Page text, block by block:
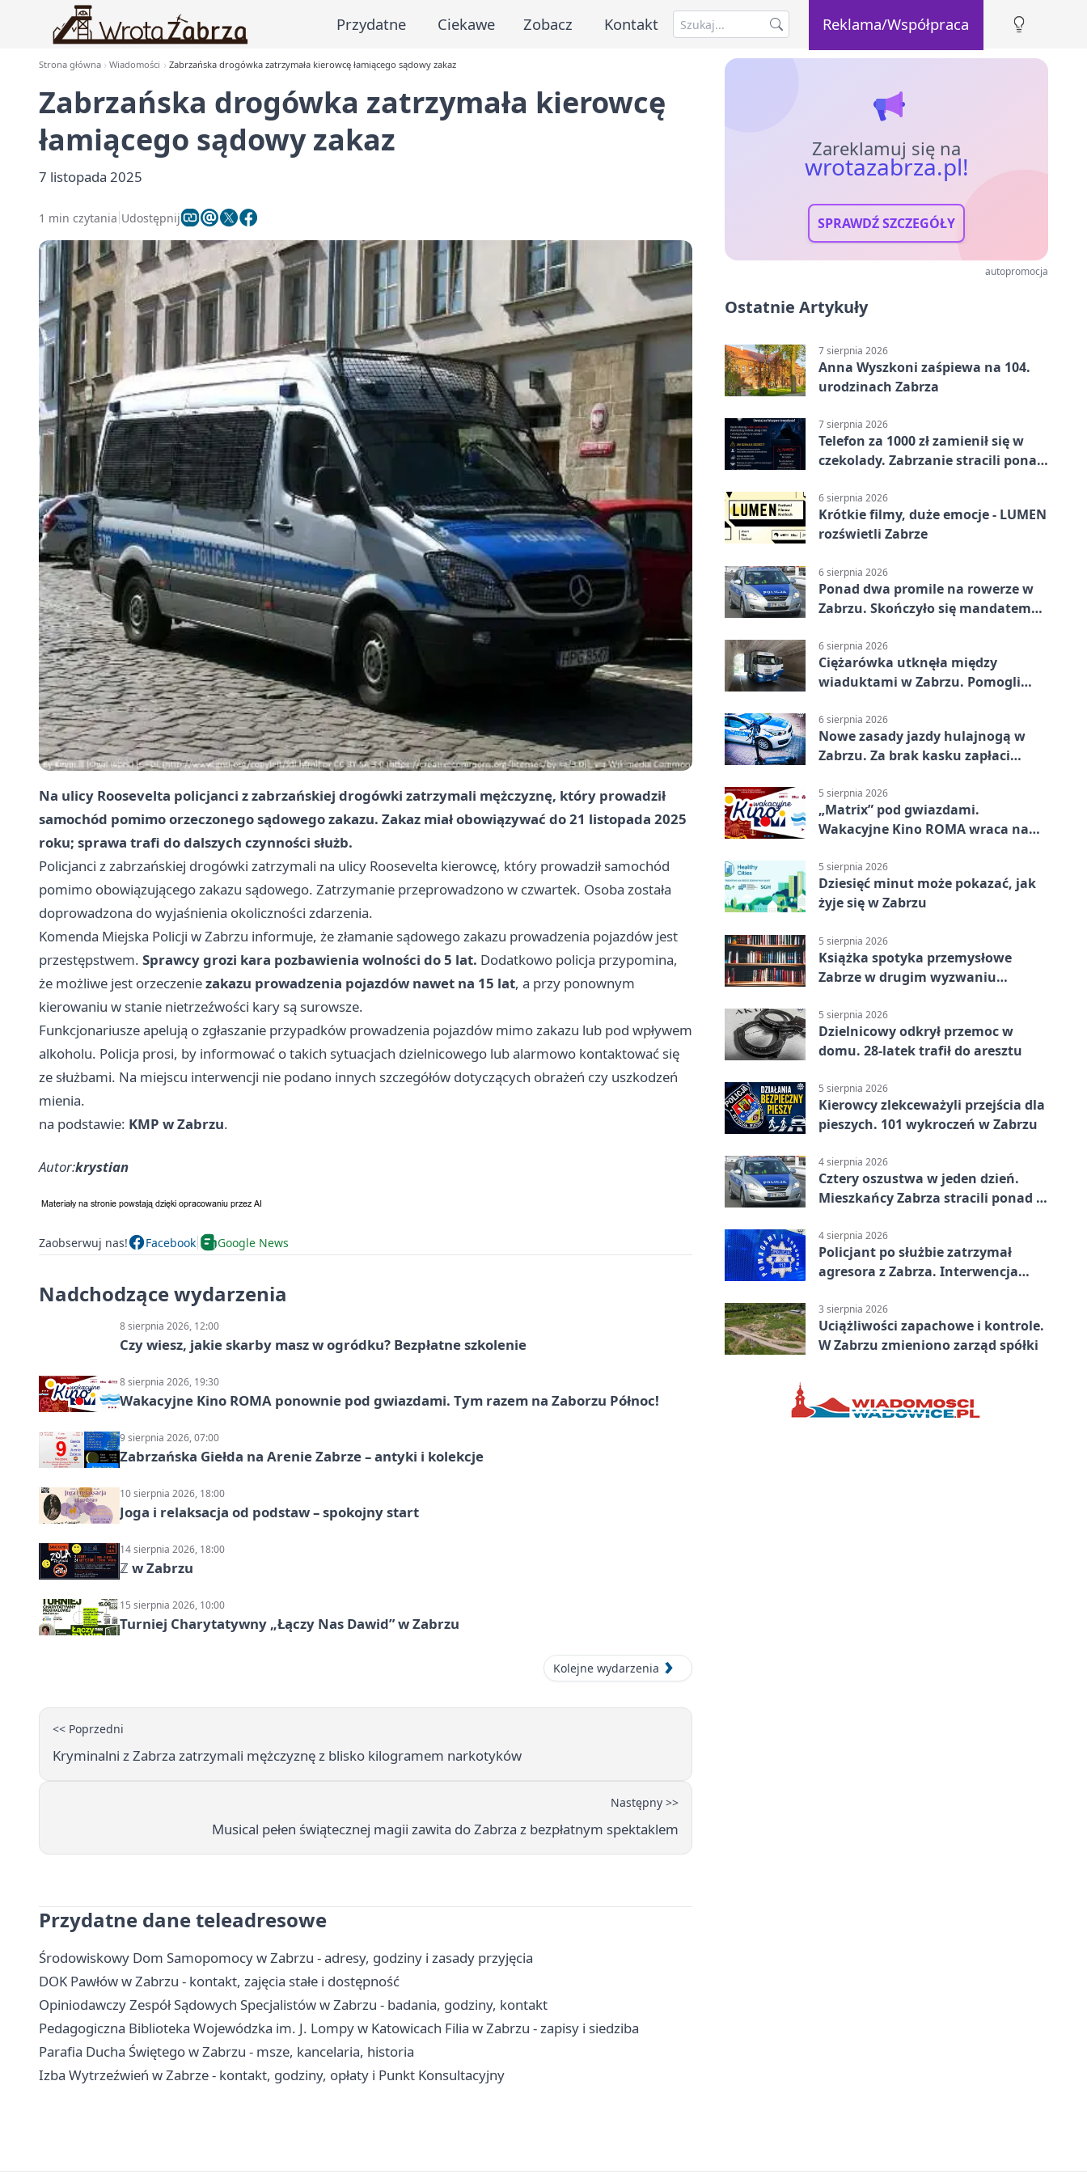
Przydatne Ciekawe Zobacz Kontakt Reklama/Współpraca
Strona główna Wiadomości Zabrzańska drogówka zatrzymała kierowcę łamiącego sądowy zakaz
Zabrzańska drogówka zatrzymała kierowcę
łamiącego sądowy zakaz
7 listopada 2025
1 min czytania Udostępnij
Na ulicy Roosevelta policjanci z zabrzańskiej drogówki zatrzymali mężczyznę, który prowadził
samochód pomimo orzeczonego sądowego zakazu. Zakaz miał obowiązywać do 21 listopada 2025
roku; sprawa trafi do dalszych czynności służb.
Policjanci z zabrzańskiej drogówki zatrzymali na ulicy Roosevelta kierowcę, który prowadził samochód
pomimo obowiązującego zakazu sądowego. Zatrzymanie przeprowadzono w czwartek. Osoba została
doprowadzona do wyjaśnienia okoliczności zdarzenia.
Komenda Miejska Policji w Zabrzu informuje, że złamanie sądowego zakazu prowadzenia pojazdów jest
przestępstwem. Sprawcy grozi kara pozbawienia wolności do 5 lat. Dodatkowo policja przypomina,
że możliwe jest orzeczeniezakazu prowadzenia pojazdów nawet na 15 lat, a przy ponownym
kierowaniu w stanie nietrzeźwości kary są surowsze.
Funkcjonariusze apelują o zgłaszanie przypadków prowadzenia pojazdów mimo zakazu lub pod wpływem
alkoholu. Policja prosi, by informować o takich sytuacjach dzielnicowego lub alarmowo kontaktować się
ze służbami. Na miejscu interwencji nie podano innych szczegółów dotyczących obrażeń czy uszkodzeń
mienia.
na podstawie: KMP w Zabrzu.
Autor:krystian
Zaobserwuj nas! Facebook Google News
Nadchodzące wydarzenia
8 sierpnia 2026, 12:00
Czy wiesz, jakie skarby masz w ogródku? Bezpłatne szkolenie
8 sierpnia 2026, 19:30
Wakacyjne Kino ROMA ponownie pod gwiazdami. Tym razem na Zaborzu Północ!
9 sierpnia 2026, 07:00
Zabrzańska Giełda na Arenie Zabrze – antyki i kolekcje
10 sierpnia 2026, 18:00
Joga i relaksacja od podstaw – spokojny start
14 sierpnia 2026, 18:00
ℤ w Zabrzu
15 sierpnia 2026, 10:00
Turniej Charytatywny „Łączy Nas Dawid” w Zabrzu
Kolejne wydarzenia
<< Poprzedni
Kryminalni z Zabrza zatrzymali mężczyznę z blisko kilogramem narkotyków
Następny >>
Musical pełen świątecznej magii zawita do Zabrza z bezpłatnym spektaklem
Przydatne dane teleadresowe
Środowiskowy Dom Samopomocy w Zabrzu - adresy, godziny i zasady przyjęcia
DOK Pawłów w Zabrzu - kontakt, zajęcia stałe i dostępność
Opiniodawczy Zespół Sądowych Specjalistów w Zabrzu - badania, godziny, kontakt
Pedagogiczna Biblioteka Wojewódzka im. J. Lompy w Katowicach Filia w Zabrzu - zapisy i siedziba
Parafia Ducha Świętego w Zabrzu - msze, kancelaria, historia
Izba Wytrzeźwień w Zabrze - kontakt, godziny, opłaty i Punkt Konsultacyjny
Zareklamuj się na
wrotazabrza.pl!
SPRAWDŹ SZCZEGÓŁY
autopromocja
Ostatnie Artykuły
7 sierpnia 2026
Anna Wyszkoni zaśpiewa na 104.
urodzinach Zabrza
7 sierpnia 2026
Telefon za 1000 zł zamienił się w
czekolady. Zabrzanie stracili ponad
6 sierpnia 2026
Krótkie filmy, duże emocje - LUMEN
rozświetli Zabrze
6 sierpnia 2026
Ponad dwa promile na rowerze w
Zabrzu. Skończyło się mandatem
6 sierpnia 2026
Ciężarówka utknęła między
wiaduktami w Zabrzu. Pomogli
6 sierpnia 2026
Nowe zasady jazdy hulajnogą w
Zabrzu. Za brak kasku zapłaci
5 sierpnia 2026
„Matrix” pod gwiazdami.
Wakacyjne Kino ROMA wraca na
5 sierpnia 2026
Dziesięć minut może pokazać, jak
żyje się w Zabrzu
5 sierpnia 2026
Książka spotyka przemysłowe
Zabrze w drugim wyzwaniu
5 sierpnia 2026
Dzielnicowy odkrył przemoc w
domu. 28-latek trafił do aresztu
5 sierpnia 2026
Kierowcy zlekceważyli przejścia dla
pieszych. 101 wykroczeń w Zabrzu
4 sierpnia 2026
Cztery oszustwa w jeden dzień.
Mieszkańcy Zabrza stracili ponad 6
4 sierpnia 2026
Policjant po służbie zatrzymał
agresora z Zabrza. Interwencja
3 sierpnia 2026
Uciążliwości zapachowe i kontrole.
W Zabrzu zmieniono zarząd spółki